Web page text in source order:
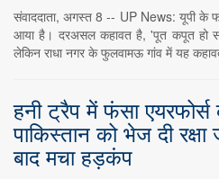
संवाददाता, अगस्त 8 -- UP News: यूपी के
आया है। दरअसल कहावत है, 'पूत कपूत हो
लेकिन राधा नगर के फुलवामऊ गांव में यह
हनी ट्रैप में फंसा
पाकिस्तान को भेज दी
बाद मचा हड़कंप